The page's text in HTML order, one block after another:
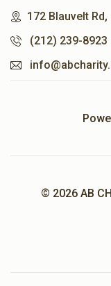
172 Blauvelt
(212) 239-8923
© 2026 AB